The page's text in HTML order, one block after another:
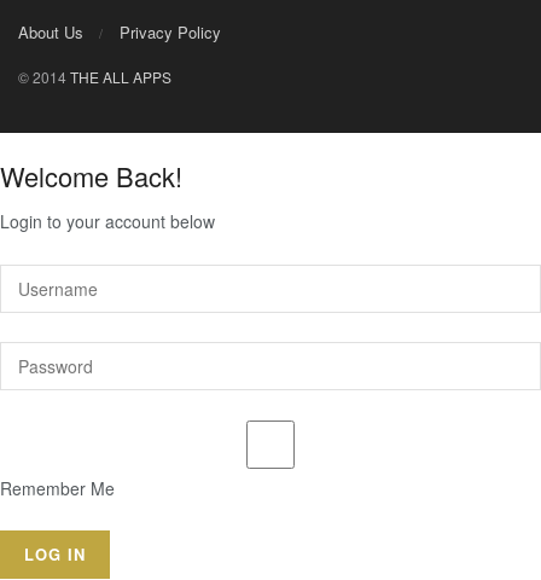
About Us Privacy Policy
© 2014THE ALL APPS
Welcome Back!
Login to your account below
Remember Me